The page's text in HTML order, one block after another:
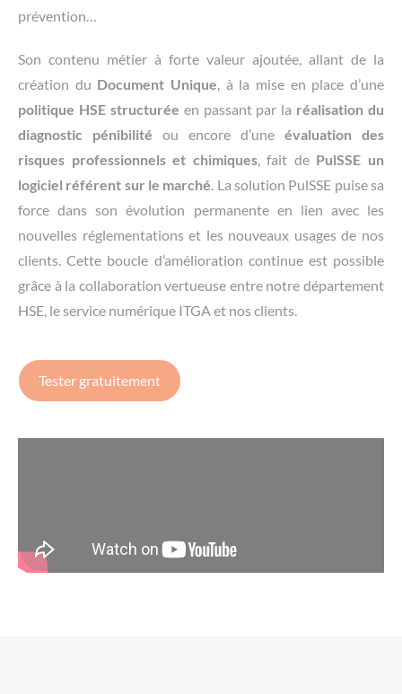
prévention…
Son contenu métier à forte valeur ajoutée, allant de la
création du Document Unique, à la mise en place d’une
politique HSE structurée en passant par la réalisation du
diagnostic pénibilité ou encore d’une évaluation des
risques professionnels et chimiques, fait de PulSSE un
logiciel référent sur le marché. La solution PulSSE puise sa
force dans son évolution permanente en lien avec les
nouvelles réglementations et les nouveaux usages de nos
clients. Cette boucle d’amélioration continue est possible
grâce à la collaboration vertueuse entre notre département
HSE, le service numérique ITGA et nos clients.
Tester gratuitement